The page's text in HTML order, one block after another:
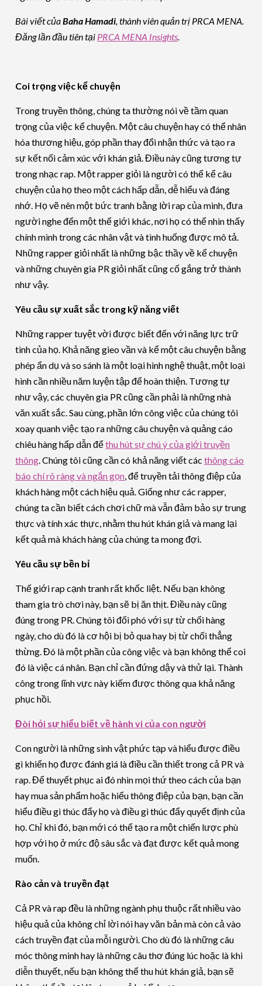
Bài viết củaBaha Hamadi , thành viên quản trị PRCA MENA.
Đăng lần đầu tiên tại PRCA MENA Insights
Coi trọng việc kể chuyện
Trong truyền thông, chúng ta thường nói về tầm quan
trọng của việc kể chuyện. Một câu chuyện hay có thể nhân
hóa thương hiệu, góp phần thay đổi nhận thức và tạo ra
sự kết nối cảm xúc với khán giả. Điều này cũng tương tự
trong nhạc rap. Một rapper giỏi là người có thể kể câu
chuyện của họ theo một cách hấp dẫn, dễ hiểu và đáng
nhớ. Họ vẽ nên một bức tranh bằng lời rap của mình, đưa
người nghe đến một thế giới khác, nơi họ có thể nhìn thấy
chính mình trong các nhân vật và tình huống được mô tả.
Những rapper giỏi nhất là những bậc thầy về kể chuyện
và những chuyên gia PR giỏi nhất cũng cố gắng trở thành
như vậy.
Yêu cầu sự xuất sắc trong kỹ năng viết
Những rapper tuyệt vời được biết đến với năng lực trữ
tình của họ. Khả năng gieo vần và kể một câu chuyện bằng
phép ẩn dụ và so sánh là một loại hình nghệ thuật, một loại
hình cần nhiều năm luyện tập để hoàn thiện. Tương tự
như vậy, các chuyên gia PR cũng cần phải là những nhà
văn xuất sắc. Sau cùng, phần lớn công việc của chúng tôi
xoay quanh việc tạo ra những câu chuyện và quảng cáo
chiêu hàng hấp dẫn đểthu hút sự chú ý của giới truyền
thông . Chúng tôi cũng cần có khả năng viết cácthông cáo
báo chí rõ ràng và ngắn gọn , để truyền tải thông điệp của
khách hàng một cách hiệu quả. Giống như các rapper,
chúng ta cần biết cách chơi chữ mà vẫn đảm bảo sự trung
thực và tính xác thực, nhằm thu hút khán giả và mang lại
kết quả mà khách hàng của chúng ta mong đợi.
Yêu cầu sự bền bỉ
Thế giới rap cạnh tranh rất khốc liệt. Nếu bạn không
tham gia trò chơi này, bạn sẽ bị ăn thịt. Điều này cũng
đúng trong PR. Chúng tôi đối phó với sự từ chối hàng
ngày, cho dù đó là cơ hội bị bỏ qua hay bị từ chối thẳng
thừng. Đó là một phần của công việc và bạn không thể coi
đó là việc cá nhân. Bạn chỉ cần đứng dậy và thử lại. Thành
công trong lĩnh vực này kiếm được thông qua khả năng
phục hồi.
Đòi hỏi sự hiểu biết về hành vi của con người
Con người là những sinh vật phức tạp và hiểu được điều
gì khiến họ được đánh giá là điều cần thiết trong cả PR và
rap. Để thuyết phục ai đó nhìn mọi thứ theo cách của bạn
hay mua sản phẩm hoặc hiểu thông điệp của bạn, bạn cần
hiểu điều gì thúc đẩy họ và điều gì thúc đẩy quyết định của
họ. Chỉ khi đó, bạn mới có thể tạo ra một chiến lược phù
hợp với họ ở mức độ sâu sắc và đạt được kết quả mong
muốn.
Rào cản và truyền đạt
Cả PR và rap đều là những ngành phụ thuộc rất nhiều vào
hiệu quả của không chỉ lời nói hay văn bản mà còn cả vào
cách truyền đạt của mỗi người. Cho dù đó là những câu
móc thông minh hay là những câu thơ đúng lúc hoặc là khi
diễn thuyết, nếu bạn không thể thu hút khán giả, bạn sẽ